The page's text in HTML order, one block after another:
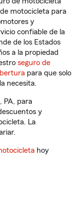
motocicleta para
y
confiable de la
de los Estados
a la propiedad
seguro de
para que solo
necesita.
PA, para
y
La
hoy